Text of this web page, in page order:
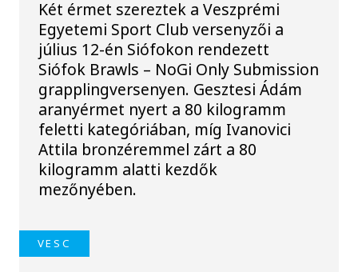
Két érmet szereztek a Veszprémi
Egyetemi Sport Club versenyzői a
július 12-én Siófokon rendezett
Siófok Brawls – NoGi Only Submission
grapplingversenyen. Gesztesi Ádám
aranyérmet nyert a 80 kilogramm
feletti kategóriában, míg Ivanovici
Attila bronzéremmel zárt a 80
kilogramm alatti kezdők
mezőnyében.
VESC